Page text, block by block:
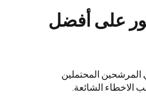
على أفضل
المرشحين المحتملين
الاخطاء الشائعة.